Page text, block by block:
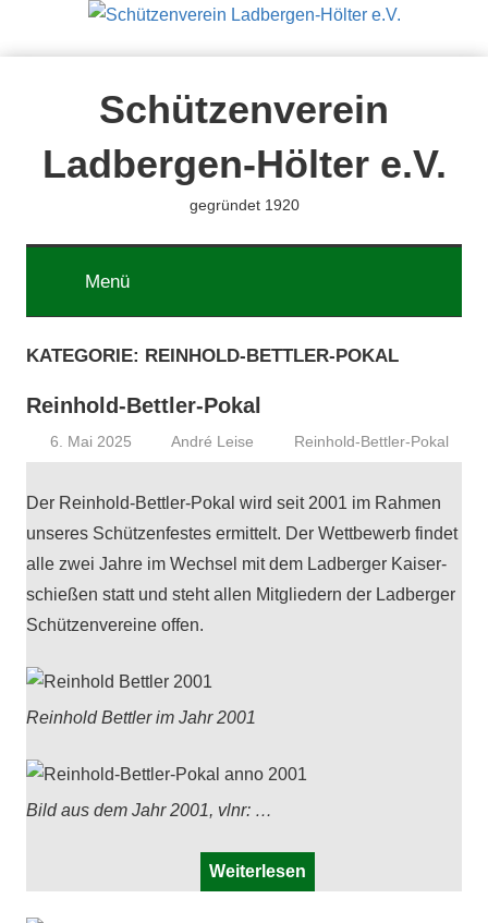
Schützenverein
Ladbergen-Hölter e.V.
gegründet 1920
Menü
KATEGORIE: REINHOLD-BETTLER-POKAL
Reinhold-Bettler-Pokal
6. Mai 2025 André Leise Reinhold-Bettler-Pokal
Der Rein­hold-Bet­tler-Pokal wird seit 2001 im Rah­men
unseres Schützen­festes ermit­telt. Der Wet­tbe­werb find­et
alle zwei Jahre im Wech­sel mit dem Lad­berg­er Kaiser­
schießen statt und ste­ht allen Mit­gliedern der Lad­berg­er
Schützen­vere­ine offen.
Rein­hold Bet­tler im Jahr 2001
Bild aus dem Jahr 2001, vlnr: …
Weiterlesen